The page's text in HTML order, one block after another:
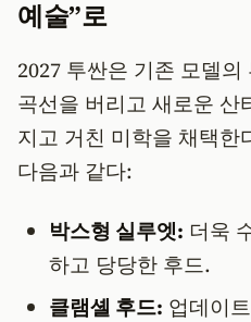
예술”로
2027 투싼은 기존 모델
곡선을 버리고 새로운 산
지고 거친 미학을 채택한
다음과 같다:
박스형 실루엣: 더욱
하고 당당한 후드.
클램셸 후드: 업데이